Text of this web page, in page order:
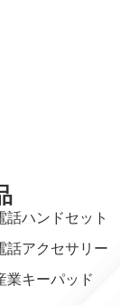
話ハンドセット
話アクセサリー
業キーパッド